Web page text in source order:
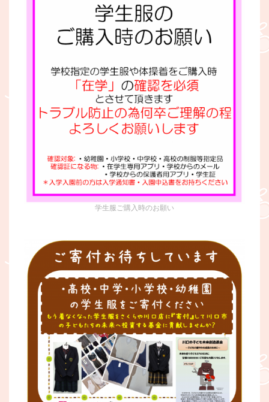
学生服ご購入時のお願い